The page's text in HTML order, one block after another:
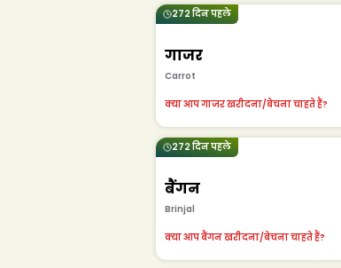
272 दिन पहले
गाजर
Carrot
क्या आप गाजर खरीदना/बेचना चाहते हैं?
272 दिन पहले
बैंगन
Brinjal
क्या आप बैंगन खरीदना/बेचना चाहते हैं?